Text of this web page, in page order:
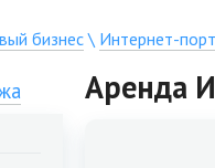
бизнес\ Интернет-
Аренда